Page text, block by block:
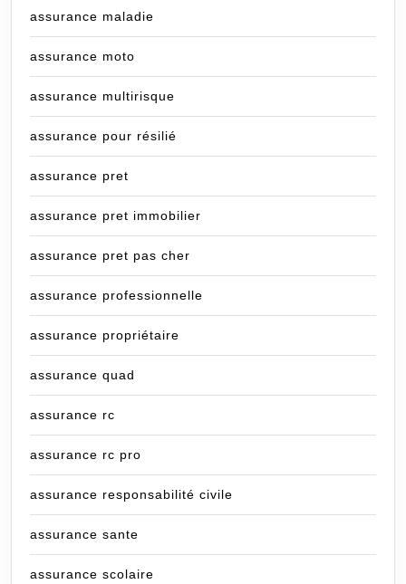
assurance maladie
assurance moto
assurance multirisque
assurance pour résilié
assurance pret
assurance pret immobilier
assurance pret pas cher
assurance professionnelle
assurance propriétaire
assurance quad
assurance rc
assurance rc pro
assurance responsabilité civile
assurance sante
assurance scolaire